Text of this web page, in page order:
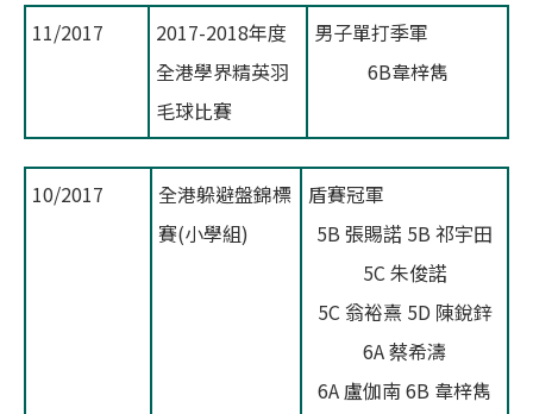
11/2017
2017-2018年度
全港學界精英羽
毛球比賽
男子單打季軍
6B韋梓雋
10/2017
全港躲避盤錦標
賽(小學組)
盾賽冠軍
5B 張賜諾 5B 祁宇田
5C 朱俊諾
5C 翁裕熹 5D 陳銳鋅
6A 蔡希濤
6A 盧伽南 6B 韋梓雋